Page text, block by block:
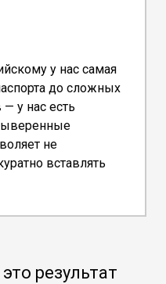
у нас самая
до сложных
у нас есть
не
вставлять
результат